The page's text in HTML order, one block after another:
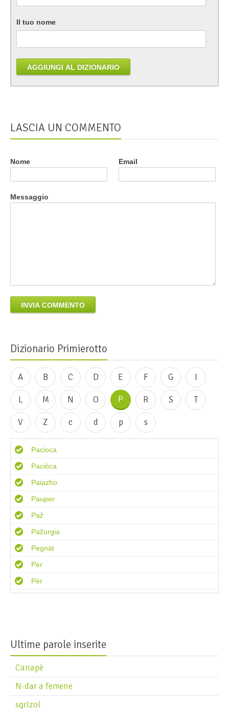
Il tuo nome
AGGIUNGI AL DIZIONARIO
LASCIA UN COMMENTO
Nome Email
Messaggio
INVIA COMMENTO
Dizionario Primierotto
A B C D E F G I
L M N O P R S T
V Z c d p s
Pacioca
Paciòca
Paiazho
Pauper
Paž
Pažurgia
Pegnàt
Pèr
Pér
Petenéite!
Petolon
Petolon
Pèz
Ultime parole inserite
Canapè
N-dar a femene
sgrizol